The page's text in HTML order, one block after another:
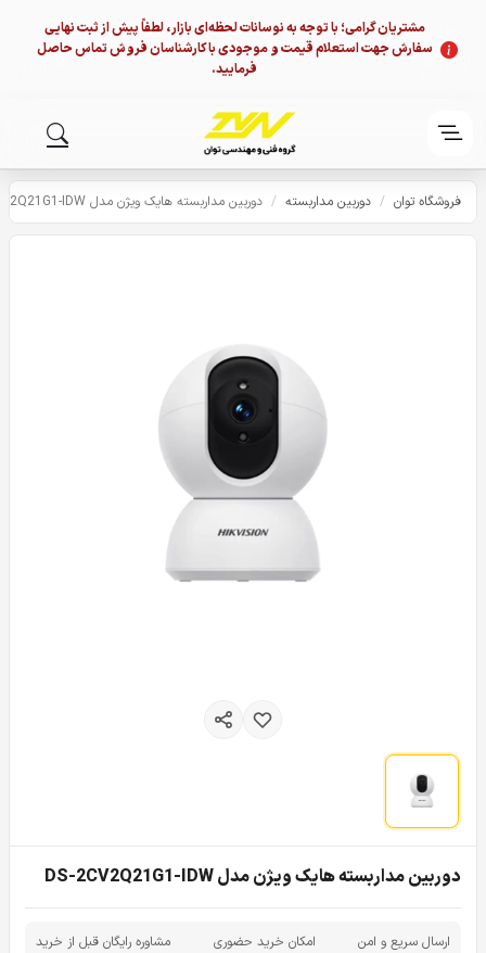
مشتریان گرامی؛ با توجه به نوسانات لحظه‌ای بازار، لطفاً پیش از ثبت نهایی
سفارش جهت استعلام قیمت و موجودی با کارشناسان فروش تماس حاصل
فرمایید.
فروشگاه توان / دوربین مداربسته / دوربین مداربسته هایک ویژن مدل DS-2CV2Q21G1-IDW
دوربین مداربسته هایک ویژن مدل DS-2CV2Q21G1-IDW
ارسال سریع و امن امکان خرید حضوری مشاوره رایگان قبل از خرید